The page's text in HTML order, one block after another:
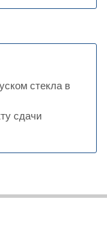
стекла в
сдачи